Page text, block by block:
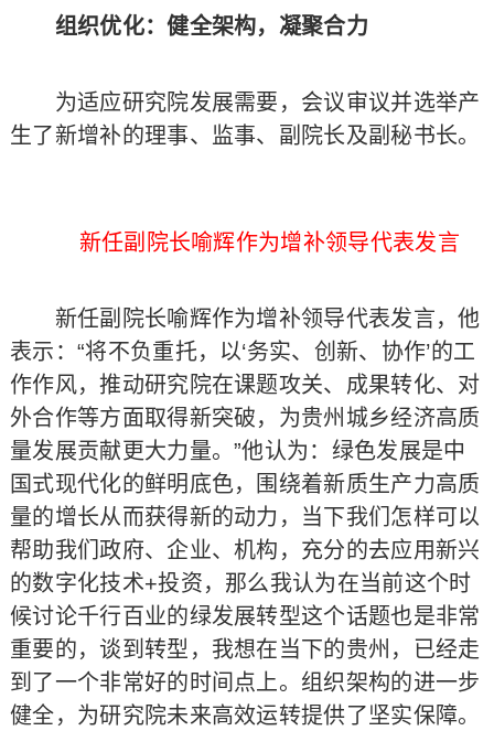
组织优化：健全架构，凝聚合力
为适应研究院发展需要，会议审议并选举产
生了新增补的理事、监事、副院长及副秘书长。
新任副院长喻辉作为增补领导代表发言
新任副院长喻辉作为增补领导代表发言，他
表示：“将不负重托，以‘务实、创新、协作’的工
作作风，推动研究院在课题攻关、成果转化、对
外合作等方面取得新突破，为贵州城乡经济高质
量发展贡献更大力量。”他认为：绿色发展是中
国式现代化的鲜明底色，围绕着新质生产力高质
量的增长从而获得新的动力，当下我们怎样可以
帮助我们政府、企业、机构，充分的去应用新兴
的数字化技术+投资，那么我认为在当前这个时
候讨论千行百业的绿发展转型这个话题也是非常
重要的，谈到转型，我想在当下的贵州，已经走
到了一个非常好的时间点上。组织架构的进一步
健全，为研究院未来高效运转提供了坚实保障。